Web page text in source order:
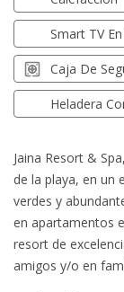
Smart TV
Caja De
Heladera
Jaina Resort &
de la playa, en un
verdes y
en apartamentos
resort de
amigos y/o en